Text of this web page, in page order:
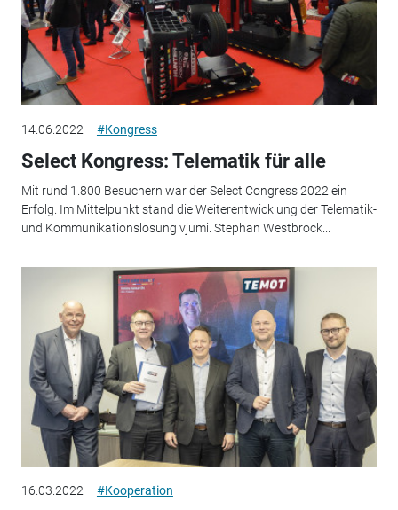
14.06.2022 #Kongress
Select Kongress: Telematik für alle
Mit rund 1.800 Besuchern war der Select Congress 2022 ein
Erfolg. Im Mittelpunkt stand die Weiterentwicklung der Telematik-
und Kommunikationslösung vjumi. Stephan Westbrock...
16.03.2022 #Kooperation